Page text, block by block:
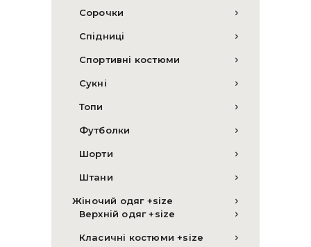
Сорочки
Спідниці
Спортивні костюми
Сукні
Топи
Футболки
Шорти
Штани
Жіночий одяг +size
Верхній одяг +size
Класичні костюми +size